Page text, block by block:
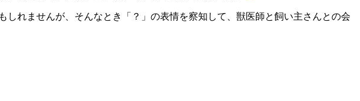
れませんが、そんなとき「？」の表情を察知して、獣医師と飼い主さんとの会